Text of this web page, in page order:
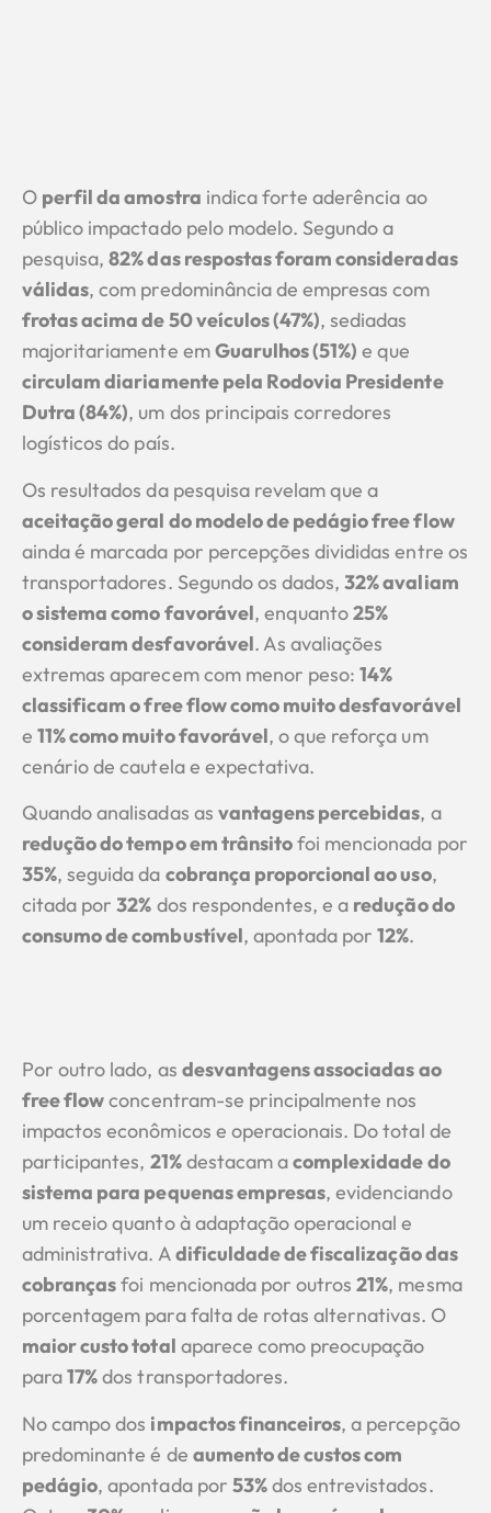
O perfil da amostra indica forte aderência ao
público impactado pelo modelo. Segundo a
pesquisa,82% das respostas foram consideradas
válidas, com predominância de empresas com
frotas acima de 50 veículos (47%), sediadas
majoritariamente emGuarulhos (51%) e que
circulam diariamente pela Rodovia Presidente
Dutra (84%), um dos principais corredores
logísticos do país.
Os resultados da pesquisa revelam que a
aceitação geral do modelo de pedágio free flow
ainda é marcada por percepções divididas entre os
transportadores. Segundo os dados,32% avaliam
o sistema como favorável, enquanto25%
consideram desfavorável. As avaliações
extremas aparecem com menor peso:14%
classificam o free flow como muito desfavorável
e11% como muito favorável, o que reforça um
cenário de cautela e expectativa.
Quando analisadas as vantagens percebidas, a
redução do tempo em trânsitofoi mencionada por
35%, seguida da cobrança proporcional ao uso,
citada por32% dos respondentes, e a redução do
consumo de combustível, apontada por12%.
Por outro lado, as desvantagens associadas ao
free flowconcentram-se principalmente nos
impactos econômicos e operacionais. Do total de
participantes, 21%destacam acomplexidade do
sistema para pequenas empresas, evidenciando
um receio quanto à adaptação operacional e
administrativa. Adificuldade de fiscalização das
cobrançasfoi mencionada por outros21%, mesma
porcentagem para falta de rotas alternativas. O
maior custo total aparece como preocupação
para17%dos transportadores.
No campo dos impactos financeiros, a percepção
predominante é de aumento de custos com
pedágio, apontada por 53%dos entrevistados.